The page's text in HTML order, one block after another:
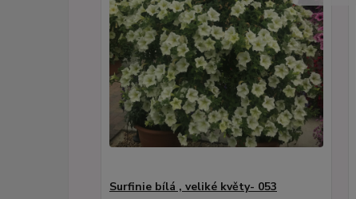
Surfinie bílá , veliké květy- 053